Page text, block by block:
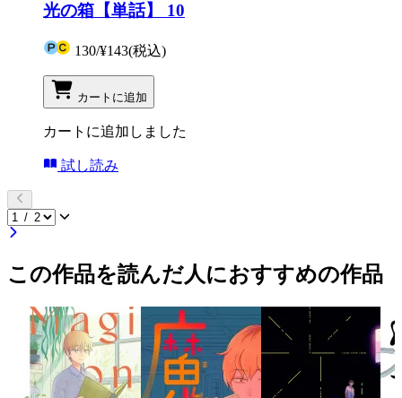
光の箱【単話】 10
130/¥143(税込)
カートに追加
カートに追加しました
試し読み
この作品を読んだ人におすすめの作品